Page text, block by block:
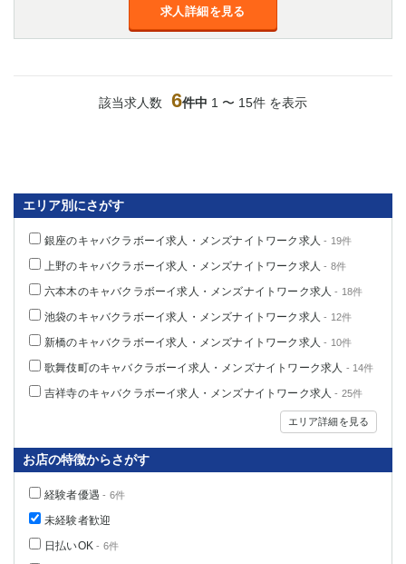
求人詳細を見る
該当求人数 6件中 1 〜 15件 を表示
エリア別にさがす
銀座のキャバクラボーイ求人・メンズナイトワーク求人 - 19件
上野のキャバクラボーイ求人・メンズナイトワーク求人 - 8件
六本木のキャバクラボーイ求人・メンズナイトワーク求人 - 18件
池袋のキャバクラボーイ求人・メンズナイトワーク求人 - 12件
新橋のキャバクラボーイ求人・メンズナイトワーク求人 - 10件
歌舞伎町のキャバクラボーイ求人・メンズナイトワーク求人 - 14件
吉祥寺のキャバクラボーイ求人・メンズナイトワーク求人 - 25件
エリア詳細を見る
お店の特徴からさがす
経験者優遇 - 6件
未経験者歓迎
日払いOK - 6件